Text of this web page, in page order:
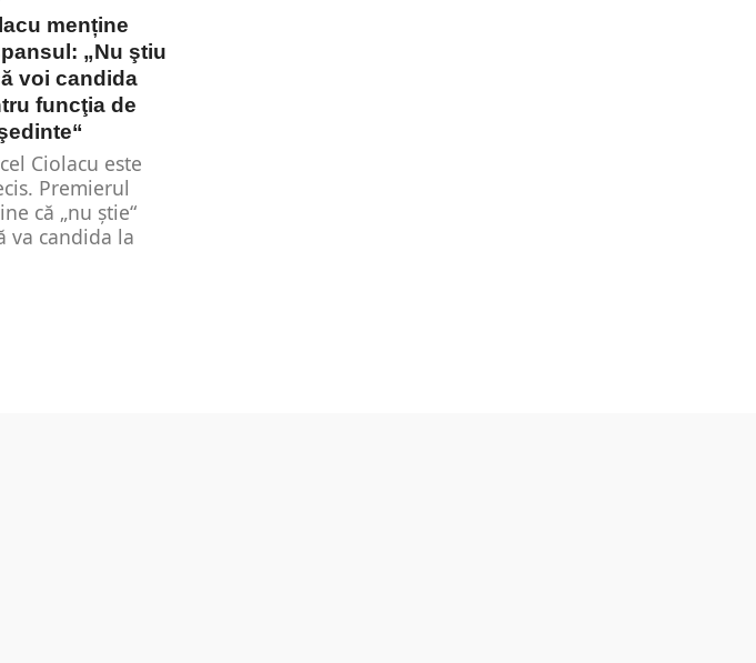
menține
„Nu ştiu
voi candida
funcţia de
Ciolacu este
Premierul
că „nu ştie“
va candida la